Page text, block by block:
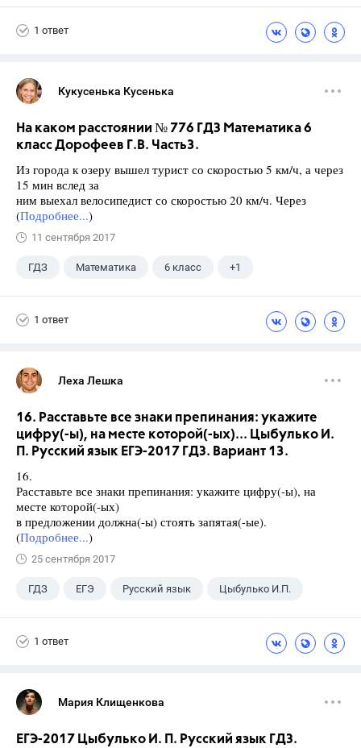
1 ответ
Кукусенька Кусенька
На каком расстоянии № 776 ГДЗ Математика 6
класс Дорофеев Г.В. Часть3.
Из города к озеру вышел турист со скоростью 5 км/ч, а через
15 мин вслед за
ним выехал велосипедист со скоростью 20 км/ч. Через
(Подробнее...)
11 сентября 2017
ГДЗ Математика 6 класс +1
1 ответ
Леха Лешка
16. Расставьте все знаки препинания: укажите
цифру(-ы), на месте которой(-ых)... Цыбулько И.
П. Русский язык ЕГЭ-2017 ГДЗ. Вариант 13.
16.
Расставьте все знаки препинания: укажите цифру(-ы), на
месте которой(-ых)
в предложении должна(-ы) стоять запятая(-ые).
(Подробнее...)
25 сентября 2017
ГДЗ ЕГЭ Русский язык Цыбулько И.П.
1 ответ
Мария Клищенкова
ЕГЭ-2017 Цыбулько И. П. Русский язык ГДЗ.